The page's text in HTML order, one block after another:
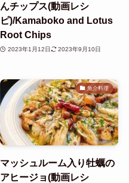
んチップス(動画レシ
ピ)/Kamaboko and Lotus
Root Chips
2023年1月12日 2023年9月10日
魚介料理
マッシュルーム入り牡蠣の
アヒージョ(動画レシ